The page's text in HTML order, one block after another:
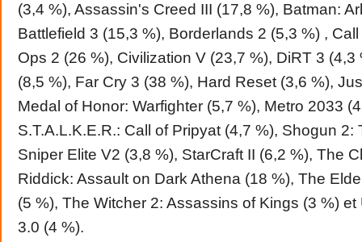
(3,4 %), Assassin's Creed III (17,8 %), Batman:
Battlefield 3 (15,3 %), Borderlands 2 (5,3 %) ,
Ops 2 (26 %), Civilization V (23,7 %), DiRT 3 (4,3
(8,5 %), Far Cry 3 (38 %), Hard Reset (3,6 %),
Medal of Honor: Warfighter (5,7 %), Metro 2033
S.T.A.L.K.E.R.: Call of Pripyat (4,7 %), Shogun 2:
Sniper Elite V2 (3,8 %), StarCraft II (6,2 %), The
Riddick: Assault on Dark Athena (18 %), The
(5 %), The Witcher 2: Assassins of Kings (3 %)
3.0 (4 %).